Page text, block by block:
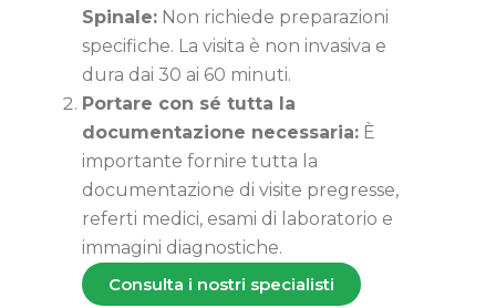
Spinale: Non richiede preparazioni
specifiche. La visita è non invasiva e
dura dai 30 ai 60 minuti.
Portare con sé tutta la
documentazione necessaria: È
importante fornire tutta la
documentazione di visite pregresse,
referti medici, esami di laboratorio e
immagini diagnostiche.
Consulta i nostri specialisti